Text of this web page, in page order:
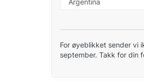
For øyeblikket sender vi
september. Takk for din